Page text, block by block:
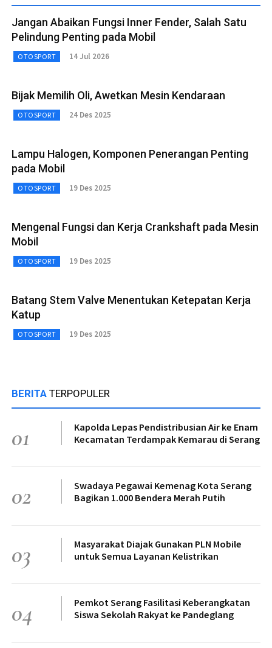
Jangan Abaikan Fungsi Inner Fender, Salah Satu
Pelindung Penting pada Mobil
OTOSPORT 14 Jul 2026
Bijak Memilih Oli, Awetkan Mesin Kendaraan
OTOSPORT 24 Des 2025
Lampu Halogen, Komponen Penerangan Penting
pada Mobil
OTOSPORT 19 Des 2025
Mengenal Fungsi dan Kerja Crankshaft pada Mesin
Mobil
OTOSPORT 19 Des 2025
Batang Stem Valve Menentukan Ketepatan Kerja
Katup
OTOSPORT 19 Des 2025
BERITA TERPOPULER
01
Kapolda Lepas Pendistribusian Air ke Enam
Kecamatan Terdampak Kemarau di Serang
02
Swadaya Pegawai Kemenag Kota Serang
Bagikan 1.000 Bendera Merah Putih
03
Masyarakat Diajak Gunakan PLN Mobile
untuk Semua Layanan Kelistrikan
04
Pemkot Serang Fasilitasi Keberangkatan
Siswa Sekolah Rakyat ke Pandeglang